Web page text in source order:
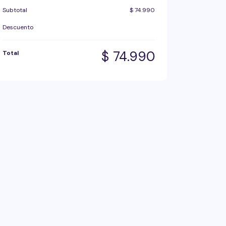
Subtotal $74.990
Descuento
Total $ 74.990